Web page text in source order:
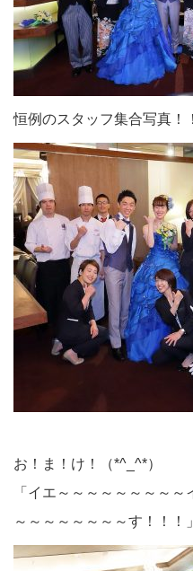
恒例のスタッフ集合写真！
お！ま！け！（*^_^*）
「イエ～～～～～～～～
～～～～～～～～す！！！」